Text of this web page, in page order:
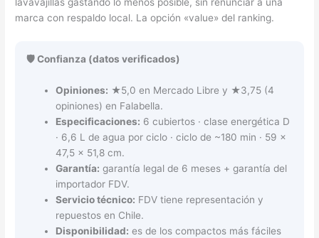
marca con respaldo local. La opción «value» del ranking.
🛡️ Confianza (datos verificados)
Opiniones: ★5,0 en Mercado Libre y ★3,75 (4
opiniones) en Falabella.
Especificaciones: 6 cubiertos · clase energética D
· 6,6 L de agua por ciclo · ciclo de ~180 min · 59 ×
47,5 × 51,8 cm.
Garantía: garantía legal de 6 meses + garantía del
importador FDV.
Servicio técnico: FDV tiene representación y
repuestos en Chile.
Disponibilidad: es de los compactos más fáciles